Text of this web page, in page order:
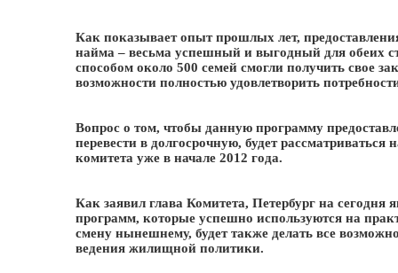
Как показывает опыт прошлых лет,
найма – весьма успешный и выгодный для обеих
способом около 500 семей смогли получить свое
возможности полностью удовлетворить
Вопрос о том, чтобы данную программу
перевести в долгосрочную, будет рассматриваться
комитета уже в начале 2012 года.
Как заявил глава Комитета, Петербург на
программ, которые успешно используются на
смену нынешнему, будет также делать все
ведения жилищной политики.